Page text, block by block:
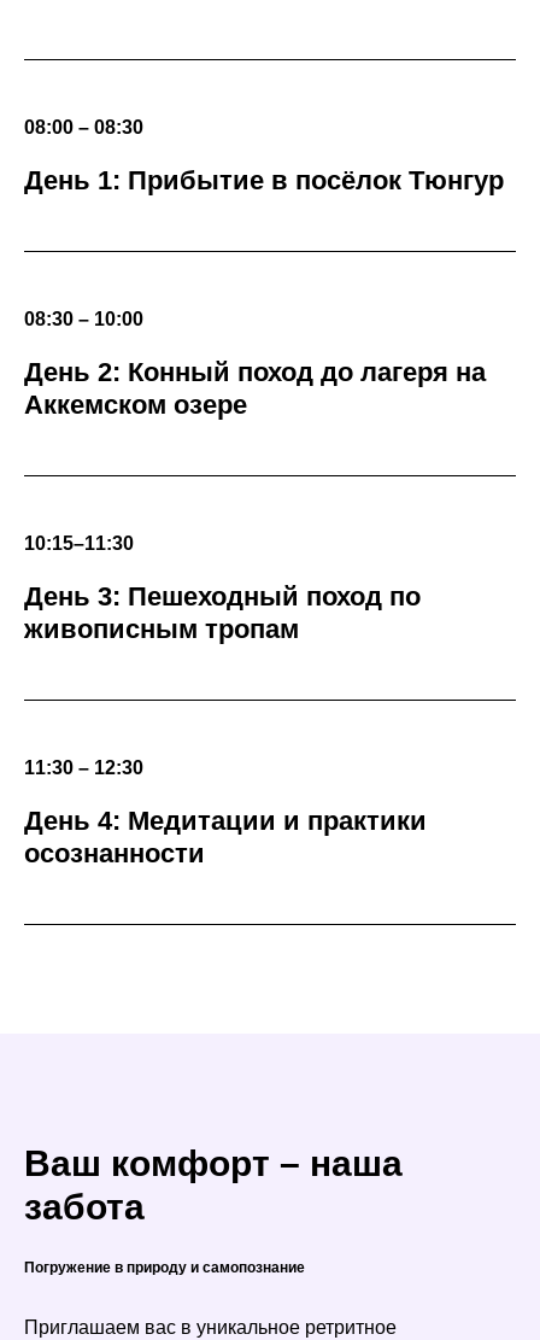
08:00 – 08:30
День 1: Прибытие в посёлок Тюнгур
08:30 – 10:00
День 2: Конный поход до лагеря на
Аккемском озере
10:15–11:30
День 3: Пешеходный поход по
живописным тропам
11:30 – 12:30
День 4: Медитации и практики
осознанности
Ваш комфорт – наша
забота
Погружение в природу и самопознание
Приглашаем вас в уникальное ретритное